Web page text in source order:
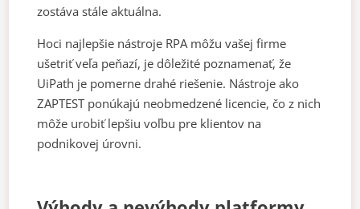
zostáva stále aktuálna.
Hoci najlepšie nástroje RPA môžu vašej firme
ušetriť veľa peňazí, je dôležité poznamenať, že
UiPath je pomerne drahé riešenie. Nástroje ako
ZAPTEST ponúkajú neobmedzené licencie, čo z nich
môže urobiť lepšiu voľbu pre klientov na
podnikovej úrovni.